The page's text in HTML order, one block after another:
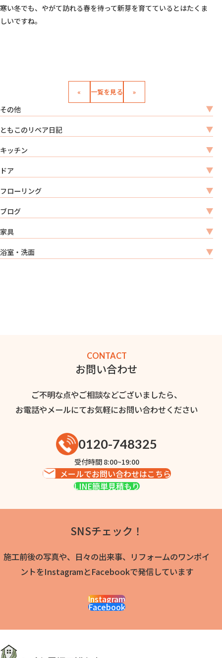
寒い冬でも、やがて訪れる春を待って新芽を育てているとはたくま
しいですね。
« 一覧を見る »
その他
ともこのリペア日記
キッチン
ドア
フローリング
ブログ
家具
浴室・洗面
CONTACT
お問い合わせ
ご不明な点やご相談などございましたら、
お電話やメールにてお気軽にお問い合わせください
0120-748325
受付時間 8:00~19:00
メールでお問い合わせはこちら
LINE簡単見積もり
SNSチェック！
施工前後の写真や、日々の出来事、リフォームのワンポイ
ントをInstagramとFacebookで発信しています
Instagram
Facebook